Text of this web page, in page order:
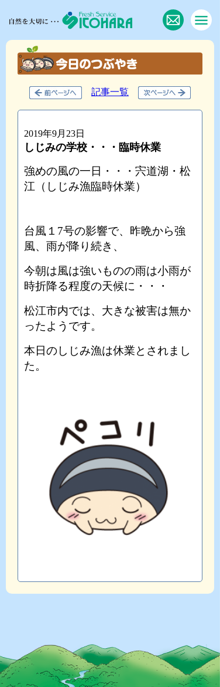
記事一覧
2019年9月23日
しじみの学校・・・臨時休業
強めの風の一日・・・宍道湖・松
江（しじみ漁臨時休業）
台風１7号の影響で、昨晩から強
風、雨が降り続き、
今朝は風は強いものの雨は小雨が
時折降る程度の天候に・・・
松江市内では、大きな被害は無か
ったようです。
本日のしじみ漁は休業とされまし
た。